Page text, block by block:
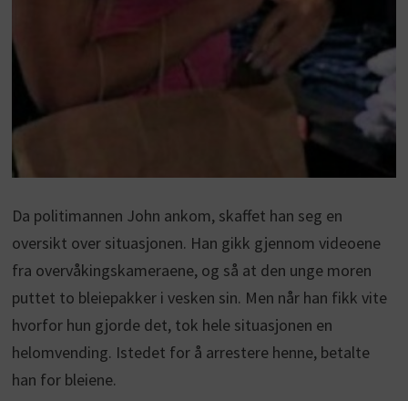
Da politimannen John ankom, skaffet han seg en
oversikt over situasjonen. Han gikk gjennom videoene
fra overvåkingskameraene, og så at den unge moren
puttet to bleiepakker i vesken sin. Men når han fikk vite
hvorfor hun gjorde det, tok hele situasjonen en
helomvending. Istedet for å arrestere henne, betalte
han for bleiene.